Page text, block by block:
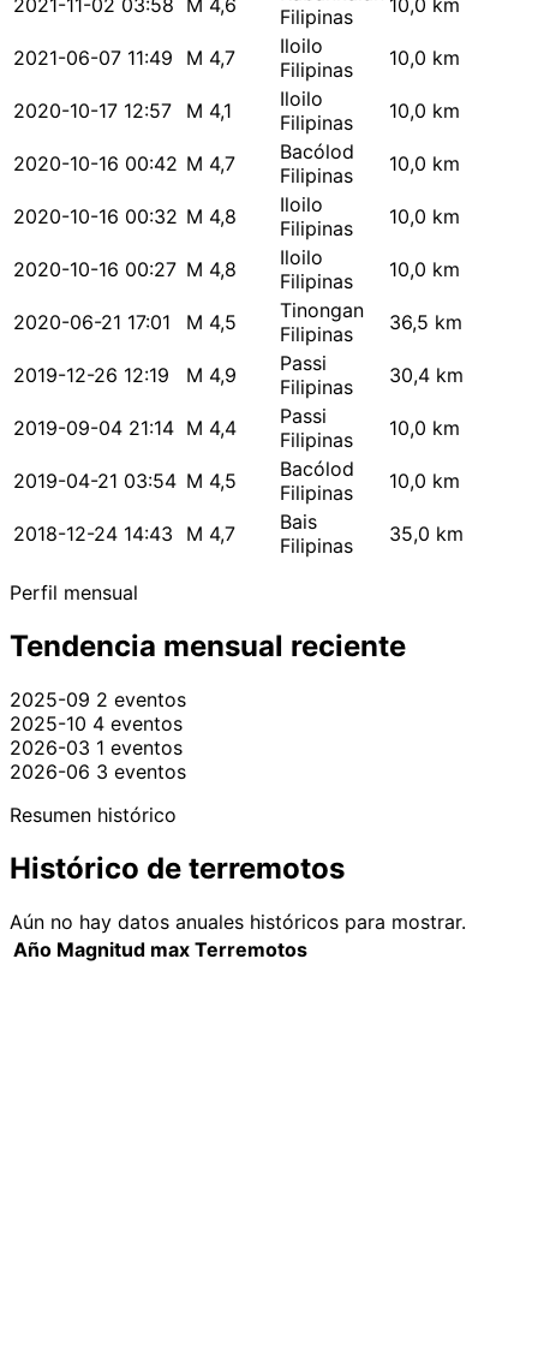
2021-11-02 03:58 M 4,6
Filipinas
10,0 km
2021-06-07 11:49 M 4,7
Iloilo
Filipinas
10,0 km
2020-10-17 12:57 M 4,1
Iloilo
Filipinas
10,0 km
2020-10-16 00:42 M 4,7
Bacólod
Filipinas
10,0 km
2020-10-16 00:32 M 4,8
Iloilo
Filipinas
10,0 km
2020-10-16 00:27 M 4,8
Iloilo
Filipinas
10,0 km
2020-06-21 17:01 M 4,5
Tinongan
Filipinas
36,5 km
2019-12-26 12:19 M 4,9
Passi
Filipinas
30,4 km
2019-09-04 21:14 M 4,4
Passi
Filipinas
10,0 km
2019-04-21 03:54 M 4,5
Bacólod
Filipinas
10,0 km
2018-12-24 14:43 M 4,7
Bais
Filipinas
35,0 km
Perfil mensual
Tendencia mensual reciente
2025-09 2 eventos
2025-10 4 eventos
2026-03 1 eventos
2026-06 3 eventos
Resumen histórico
Histórico de terremotos
Aún no hay datos anuales históricos para mostrar.
Año Magnitud max Terremotos